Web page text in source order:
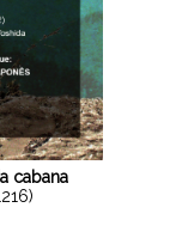
cabana